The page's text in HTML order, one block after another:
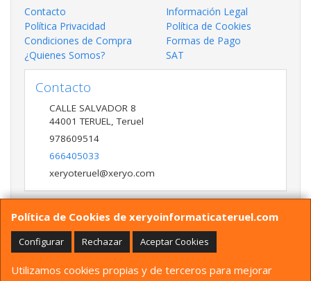
Política de Cookies de xeryoinformaticateruel.com
Configurar Rechazar Aceptar Cookies
Utilizamos cookies propias y de terceros para mejorar
Contacto
Información Legal
Política Privacidad
Política de Cookies
Condiciones de Compra
Formas de Pago
¿Quienes Somos?
SAT
Contacto
CALLE SALVADOR 8
44001 TERUEL,Teruel
978609514
666405033
xeryoteruel@xeryo.com
Horario
LUNES A VIERNES 9:30 A 13:30 17:00 a 20:00 Y
SÁBADO 10:00 A 13:30